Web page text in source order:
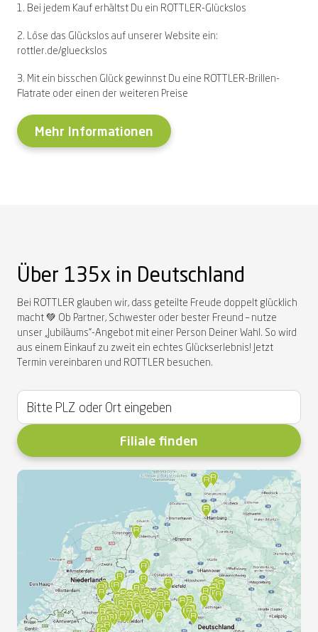
1. Bei jedem Kauf erhältst Du ein ROTTLER-Glückslos
2. Löse das Glückslos auf unserer Website ein:
rottler.de/glueckslos
3. Mit ein bisschen Glück gewinnst Du eine ROTTLER-Brillen-
Flatrate oder einen der weiteren Preise
Mehr Informationen
Über 135x in Deutschland
Bei ROTTLER glauben wir, dass geteilte Freude doppelt glücklich
macht 💚 Ob Partner, Schwester oder bester Freund – nutze
unser „Jubiläums“-Angebot mit einer Person Deiner Wahl. So wird
aus einem Einkauf zu zweit ein echtes Glückserlebnis! Jetzt
Termin vereinbaren und ROTTLER besuchen.
Filiale finden